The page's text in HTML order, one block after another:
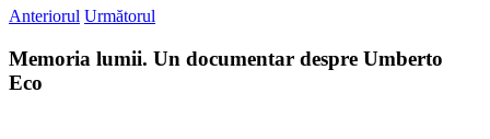
Anteriorul Următorul
Memoria lumii. Un documentar despre Umberto
Eco